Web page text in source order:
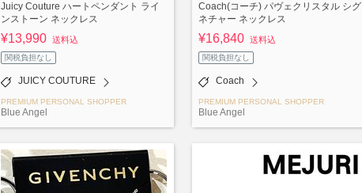
Juicy Couture ハートペンダント ライ
ンストーン ネックレス
¥13,990 送料込
関税負担なし
JUICY COUTURE
PREMIUM PERSONAL SHOPPER
Blue Angel
Coach(コーチ) パヴェクリスタル シグ
ネチャー ネックレス
¥16,840 送料込
関税負担なし
Coach
PREMIUM PERSONAL SHOPPER
Blue Angel